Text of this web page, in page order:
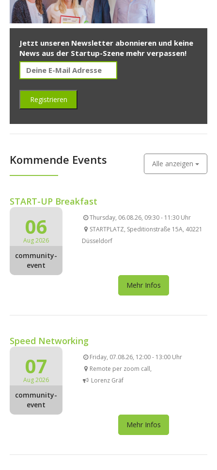
Jetzt unseren Newsletter abonnieren und keine
News aus der Startup-Szene mehr verpassen!
Kommende Events Alle anzeigen
START-UP Breakfast
06
Aug 2026
community-
event
Thursday, 06.08.26, 09:30 - 11:30 Uhr
STARTPLATZ, Speditionstraße 15A, 40221
Düsseldorf
Mehr Infos
Speed Networking
07
Aug 2026
community-
event
Friday, 07.08.26, 12:00 - 13:00 Uhr
Remote per zoom call,
Lorenz Gräf
Mehr Infos